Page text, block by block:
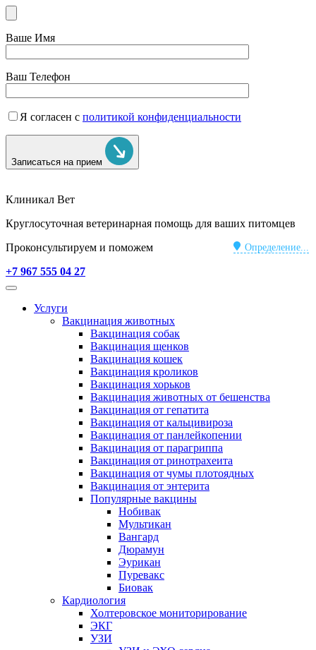
Ваше Имя
Ваш Телефон
Я согласен с политикой конфиденциальности
Записаться на прием
Клиникал Вет
Круглосуточная ветеринарная помощь для ваших питомцев
Определение...
Проконсультируем и поможем
+7 967 555 04 27
Услуги
Вакцинация животных
Вакцинация собак
Вакцинация щенков
Вакцинация кошек
Вакцинация кроликов
Вакцинация хорьков
Вакцинация животных от бешенства
Вакцинация от гепатита
Вакцинация от кальцивироза
Вакцинация от панлейкопении
Вакцинация от парагриппа
Вакцинация от ринотрахеита
Вакцинация от чумы плотоядных
Вакцинация от энтерита
Популярные вакцины
Нобивак
Мультикан
Вангард
Дюрамун
Эурикан
Пуревакс
Биовак
Кардиология
Холтеровское мониторирование
ЭКГ
УЗИ